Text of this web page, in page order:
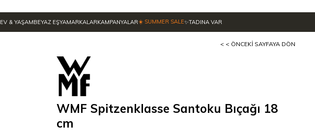
EV & YAŞAMBEYAZ EŞYAMARKALARKAMPANYALAR☀️ SUMMER SALE✨TADINA VAR
< < ÖNCEKI SAYFAYA DÖN
WMF Spitzenklasse Santoku Bıçağı 18
cm